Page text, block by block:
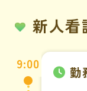
新人看
9:00
勤